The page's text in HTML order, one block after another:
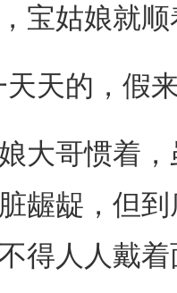
姑娘就顺
天的，假来
哥惯着，
龌龊，但
得人人戴